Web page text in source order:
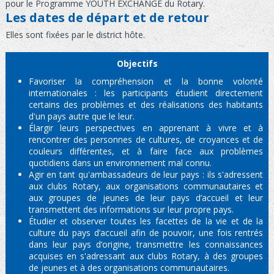
pour le Programme YOUTH EXCHANGE du Rotary.
Les dates de départ et de retour
Elles sont fixées par le district hôte.
Objectifs
Favoriser la compréhension et la bonne volonté
internationales : les participants étudient directement
certains des problèmes et des réalisations des habitants
d'un pays autre que le leur.
Élargir leurs perspectives en apprenant à vivre et à
rencontrer des personnes de cultures, de croyances et de
couleurs différentes, et à faire face aux problèmes
quotidiens dans un environnement mal connu.
Agir en tant qu'ambassadeurs de leur pays : ils s'adressent
aux clubs Rotary, aux organisations communautaires et
aux groupes de jeunes de leur pays d’accueil et leur
transmettent des informations sur leur propre pays.
Étudier et observer toutes les facettes de la vie et de la
culture du pays d’accueil afin de pouvoir, une fois rentrés
dans leur pays d’origine, transmettre les connaissances
acquises en s'adressant aux clubs Rotary, à des groupes
de jeunes et à des organisations communautaires.